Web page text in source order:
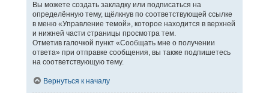
Вы можете создать закладку или подписаться на
определённую тему, щёлкнув по соответствующей ссылке
в меню «Управление темой», которое находится в верхней
и нижней части страницы просмотра тем.
Отметив галочкой пункт «Сообщать мне о получении
ответа» при отправке сообщения, вы также подпишетесь
на соответствующую тему.
Вернуться к началу